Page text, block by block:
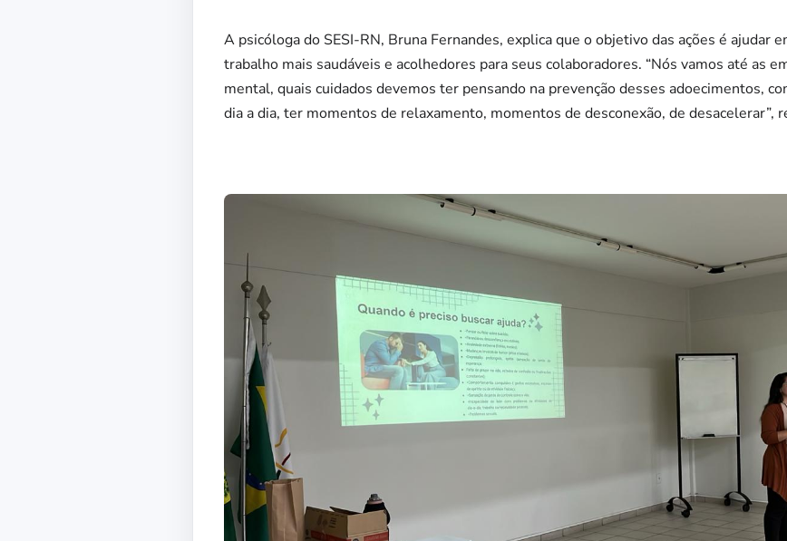
A psicóloga do SESI-RN, Bruna Fernandes, explica que o objetivo das ações é ajudar
trabalho mais saudáveis e acolhedores para seus colaboradores. “Nós vamos até as
mental, quais cuidados devemos ter pensando na prevenção desses adoecimentos,
dia a dia, ter momentos de relaxamento, momentos de desconexão, de desacelerar”,